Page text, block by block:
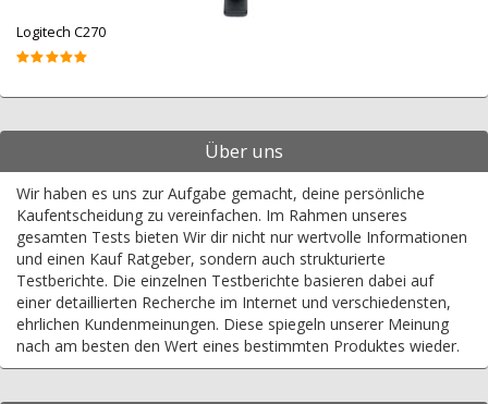
Logitech C270
Über uns
Wir haben es uns zur Aufgabe gemacht, deine persönliche
Kaufentscheidung zu vereinfachen. Im Rahmen unseres
gesamten Tests bieten Wir dir nicht nur wertvolle Informationen
und einen Kauf Ratgeber, sondern auch strukturierte
Testberichte. Die einzelnen Testberichte basieren dabei auf
einer detaillierten Recherche im Internet und verschiedensten,
ehrlichen Kundenmeinungen. Diese spiegeln unserer Meinung
nach am besten den Wert eines bestimmten Produktes wieder.